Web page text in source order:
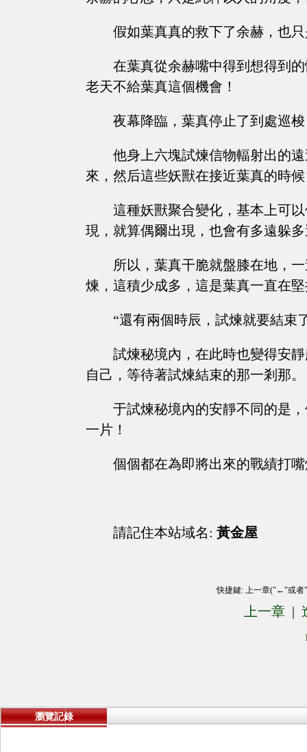
假如葉真真的救下了余赫，也
在葉真從余赫嘴中得到想得到
老天不給葉真這個機會！
夜幕降臨，葉真停止了到處巡
他身上六塊試煉信物輻射出的
來，然后這些妖獸在接近葉真的時
這種妖獸聚合變化，基本上可
現，就算偶爾出現，也會有多遠躲
所以，葉真干脆就盤膝在地，
煉，這積少成多，這是葉真一直在
“還有兩個時辰，試煉就要結束
試煉秘境內，在此時也變得安
自己，等待著試煉結束的那一剎那。
于試煉秘境內的安靜不同的是
一片！
個個都在為即將出來的戰績打
請記住本站域名: 黃金屋
快捷鍵: 上一章("←"或
上一章 |
瀏覽記錄